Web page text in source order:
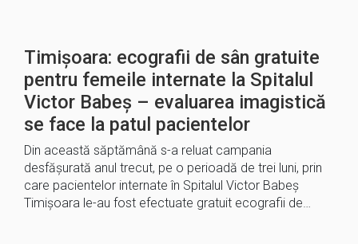
Timișoara: ecografii de sân gratuite
pentru femeile internate la Spitalul
Victor Babeș – evaluarea imagistică
se face la patul pacientelor
Din această săptămână s-a reluat campania
desfășurată anul trecut, pe o perioadă de trei luni, prin
care pacientelor internate în Spitalul Victor Babeș
Timișoara le-au fost efectuate gratuit ecografii de…